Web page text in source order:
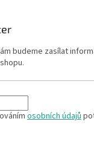
budeme zasílat
osobních údajů